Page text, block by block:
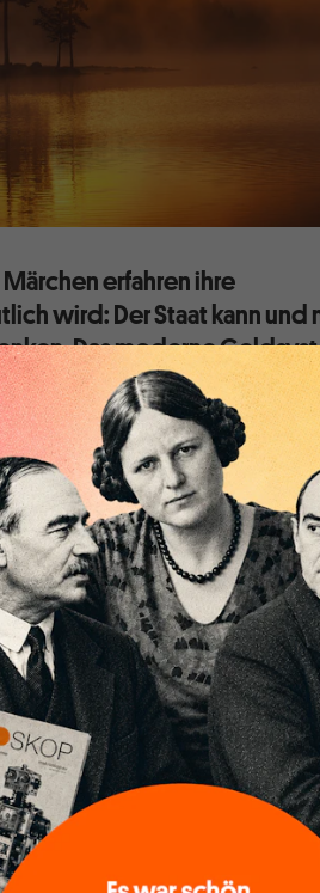
erfahren ihre
wird: Der Staat kann und
Das moderne
kommt zutage, was von vielen
wird: Die staatliche
es sich um die Liquidität
der Zentralbank, bereitstellt.
monetisiertes Edelmetall
unbegrenzte
nur unter der
bzw. der staatliche Zwang
In einer Situation,
– versuchen, Geld in der
braucht man sich